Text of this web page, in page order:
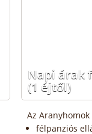
Napi árak
(1 éjtől)
Az
félpanziós